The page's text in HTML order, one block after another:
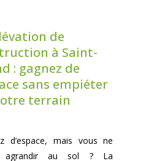
de
à Saint-
: gagnez de
sans empiéter
terrain
d’espace, mais vous ne
agrandir au sol ? La